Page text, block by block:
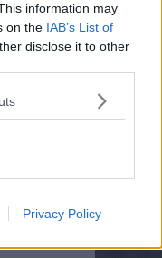
information may
on the IAB’s List of
disclose it to other
Privacy Policy
hele med